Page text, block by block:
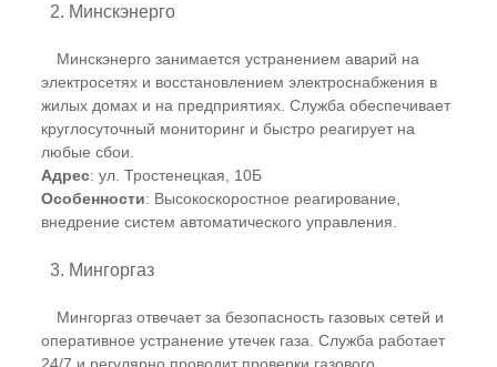
2. Минскэнерго
Минскэнерго занимается устранением аварий на
электросетях и восстановлением электроснабжения в
жилых домах и на предприятиях. Служба обеспечивает
круглосуточный мониторинг и быстро реагирует на
любые сбои.
Адрес: ул. Тростенецкая, 10Б
Особенности: Высокоскоростное реагирование,
внедрение систем автоматического управления.
3. Мингоргаз
Мингоргаз отвечает за безопасность газовых сетей и
оперативное устранение утечек газа. Служба работает
24/7 и регулярно проводит проверки газового